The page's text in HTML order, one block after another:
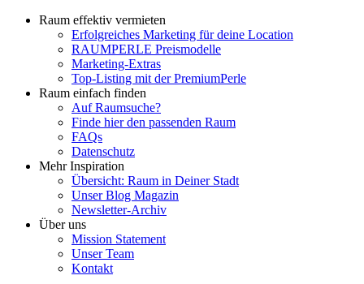
Raum effektiv vermieten
Erfolgreiches Marketing für deine Location
RAUMPERLE Preismodelle
Marketing-Extras
Top-Listing mit der PremiumPerle
Raum einfach finden
Auf Raumsuche?
Finde hier den passenden Raum
FAQs
Datenschutz
Mehr Inspiration
Übersicht: Raum in Deiner Stadt
Unser Blog Magazin
Newsletter-Archiv
Über uns
Mission Statement
Unser Team
Kontakt